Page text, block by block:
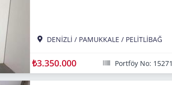
DENİZLİ / PAMUKKALE / PELİTLİBAĞ
₺3.350.000 Portföy No: 15271